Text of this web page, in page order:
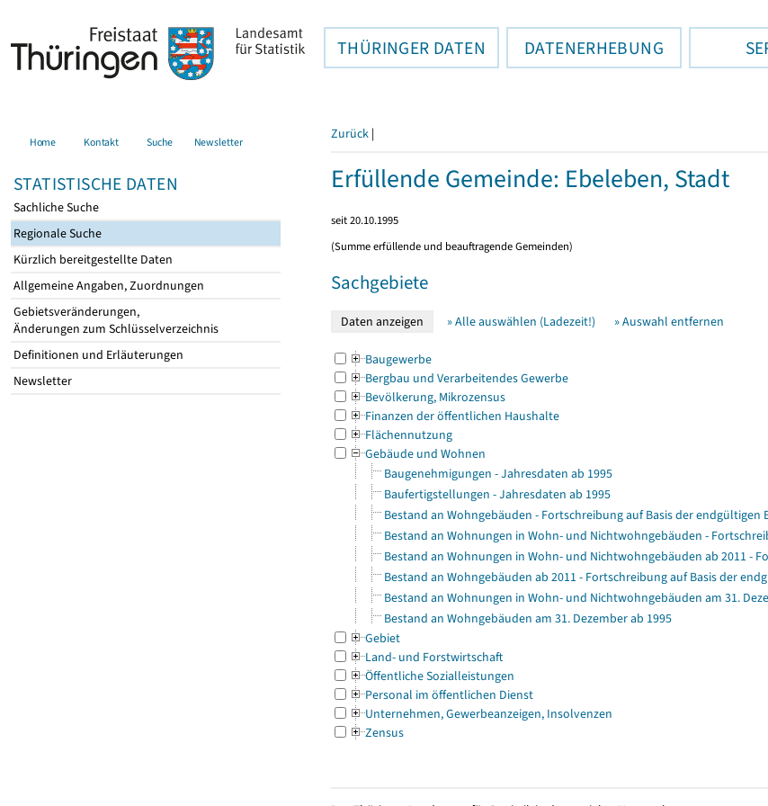
THÜRINGER DATEN DATENERHEBUNG
Home Kontakt Suche Newsletter
STATISTISCHE DATEN
Sachliche Suche
Regionale Suche
Kürzlich bereitgestellte Daten
Allgemeine Angaben, Zuordnungen
Gebietsveränderungen,
Änderungen zum Schlüsselverzeichnis
Definitionen und Erläuterungen
Newsletter
Zurück |
Erfüllende Gemeinde: Ebeleben, Stadt
seit 20.10.1995
(Summe erfüllende und beauftragende Gemeinden)
Sachgebiete
» Alle auswählen (Ladezeit!) » Auswahl entfernen
Baugewerbe
Bergbau und Verarbeitendes Gewerbe
Bevölkerung, Mikrozensus
Finanzen der öffentlichen Haushalte
Flächennutzung
Gebäude und Wohnen
Baugenehmigungen - Jahresdaten ab 1995
Baufertigstellungen - Jahresdaten ab 1995
Bestand an Wohngebäuden - Fortschreibung auf Basis der
Bestand an Wohnungen in Wohn- und Nichtwohngebäuden -
Bestand an Wohnungen in Wohn- und Nichtwohngebäuden ab 2011 -
Bestand an Wohngebäuden ab 2011 - Fortschreibung auf Basis der
Bestand an Wohnungen in Wohn- und Nichtwohngebäuden am 31.
Bestand an Wohngebäuden am 31. Dezember ab 1995
Gebiet
Land- und Forstwirtschaft
Öffentliche Sozialleistungen
Personal im öffentlichen Dienst
Unternehmen, Gewerbeanzeigen, Insolvenzen
Zensus